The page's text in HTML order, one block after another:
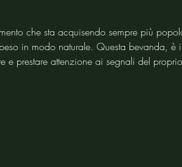
che sta acquisendo sempre più
in modo naturale. Questa bevanda, è
e prestare attenzione ai segnali del